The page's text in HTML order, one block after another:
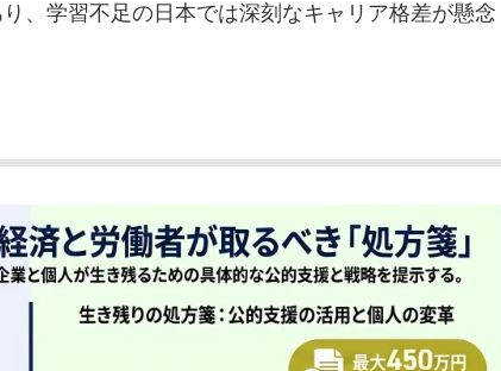
、学習不足の日本では深刻なキャリア格差が懸念